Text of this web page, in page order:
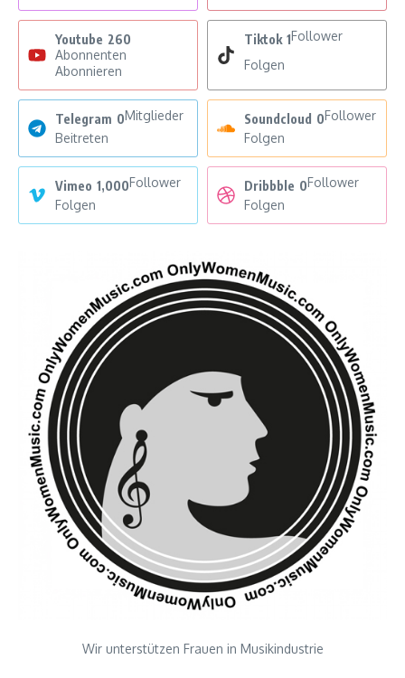
Youtube 260
Abonnenten
Abonnieren
Tiktok 1Follower
Folgen
Telegram 0Mitglieder
Beitreten
Soundcloud 0Follower
Folgen
Vimeo 1,000Follower
Folgen
Dribbble 0Follower
Folgen
Wir unterstützen Frauen in Musikindustrie